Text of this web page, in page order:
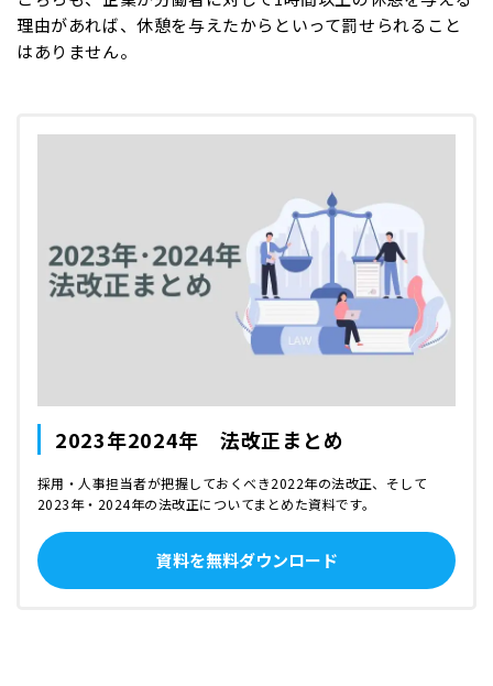
理由があれば、休憩を与えたからといって罰せられること
はありません。
2023年2024年 法改正まとめ
採用・人事担当者が把握しておくべき2022年の法改正、そして
2023年・2024年の法改正についてまとめた資料です。
資料を無料ダウンロード